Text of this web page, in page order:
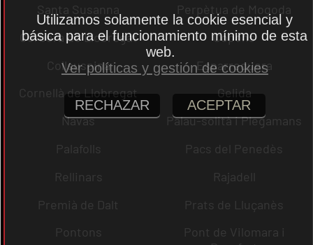
Santa Susanna
Perpètua de Mogoda
Corbera de Llobregat
Copons
Collsuspina
Esparreguera
Cornellà de Llobregat
Gelida
Navas
Palau-solità i Plegamans
Palafolls
Pacs del Penedès
Rellinars
Rajadell
Premià de Dalt
Prats de Lluçanès
Pontons
Pont de Vilomara i
Utilizamos solamente la cookie esencial y
básica para el funcionamiento mínimo de esta
web.
Ver políticas y gestión de cookies
RECHAZAR ACEPTAR